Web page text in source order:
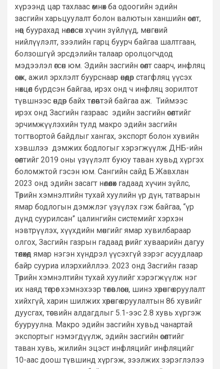
хүрээнд цар тахлаас өмнөх ба одоогийн эдийн
засгийн харьцуулалт болон валютын ханшийн өсөлт,
нөөц буурахад нөлөөлсөн хүчин зүйлүүд, мөнгөний
нийлүүлэлт, зээлийн гарц буурч байгаа шалтгаан,
болзошгүй эрсдэлийн талаар оролцогчдод
мэдээлэл өгсөн юм. Эдийн засгийн өсөлт саарч, инфляц
өсөж, ажил эрхлэлт буурснаар өнөөдөр стагфляц үүсэх
нөхцөл бүрдсэн байгаа, ирэх онд ч инфляц зорилтот
түвшнээс өндөр байх төлөвтэй байгаа аж. Тиймээс
ирэх онд Засгийн газраас эдийн засгийн өсөлтийг
эрчимжүүлэхийн тулд макро эдийн засгийн
тогтвортой байдлыг хангах, экспорт болон хувийн
хэвшлээ дэмжих бодлогыг хэрэгжүүлж ДНБ-ийн
өсөлтийг 2019 оны үзүүлэлт буюу таван хувьд хүргэх
боломжтой гэсэн юм. Сангийн сайд Б.Жавхлан
2023 онд эдийн засагт нөлөөлөх гадаад хүчин зүйлс,
Төрийн хэмнэлтийн тухай хуулийн үр дүн, татварын
ямар бодлогын дэмжлэг үзүүлэх гэж байгаа, “үр
дүнд суурилсан” цалингийн системийг хэрхэн
нэвтрүүлэх, хүүхдийн мөнгийг ямар хувилбараар
олгох, Засгийн газрын гадаад өрийг хуваарийн дагуу
төлөхөд ямар нэгэн хүндрэл үүсэхгүй зэрэг асуудлаар
байр сууриа илэрхийллээ. 2023 онд Засгийн газар
Төрийн хэмнэлтийн тухай хуулийг хэрэгжүүлж нэг
их наяд төгрөг хэмнэхээр төлөвлөсөн, шинэ хөрөнгө оруулалт
хийхгүй, харин шилжих хөрөнгө оруулалтын 86 хувийг
дуусгах, төсвийн алдагдлыг 5.1-ээс 2.8 хувь хүргэж
бууруулна. Макро эдийн засгийн хувьд чанартай
экспортыг нэмэгдүүлж, эдийн засгийн өсөлтийг
таван хувь, жилийн эцэст инфляцийг инфляцийг
10-аас доош түвшинд хүргэж, зээлжих зэрэглэлээ